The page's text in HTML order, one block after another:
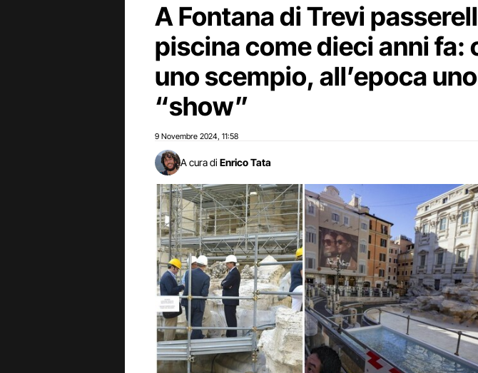
A Fontana di Trevi
piscina come dieci anni fa:
uno scempio, all’epoca uno
“show”
9 Novembre 2024 11:58
A cura di Enrico Tata